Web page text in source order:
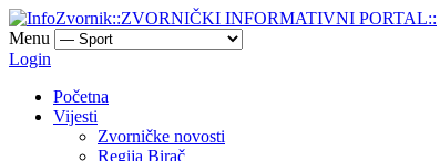
Menu
Login
Početna
Vijesti
Zvorničke novosti
Regija Birač